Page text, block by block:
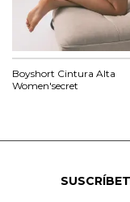
Boyshort Cintura Alta
Women'secret